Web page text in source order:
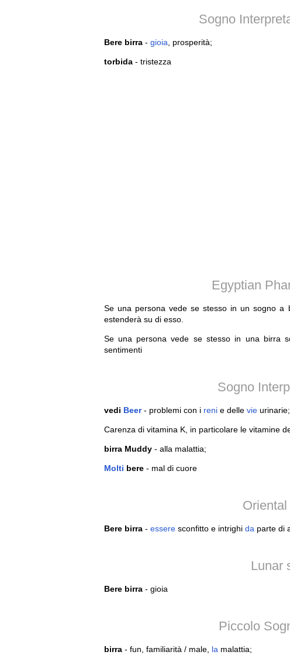
Sogno
Bere birra - gioia , prosperità;
torbida - tristezza
Egyptian
Se una persona vede se stesso in un sogno
estenderà su di esso.
Se una persona vede se stesso in una birra
sentimenti
Sogno
vedi Beer - problemi con i renie delle vieurinarie;
Carenza di vitamina K, in particolare le vitamine
birra Muddy - alla malattia;
Molti bere - mal di cuore
Bere birra - esseresconfitto e intrighi da parte di
Lunar
Bere birra - gioia
Piccolo
birra - fun, familiarità / male, la malattia;